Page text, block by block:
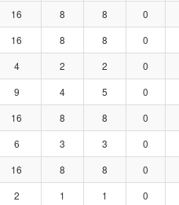
16 8 8 0
16 8 8 0
4 2 2 0
9 4 5 0
16 8 8 0
6 3 3 0
16 8 8 0
2 1 1 0